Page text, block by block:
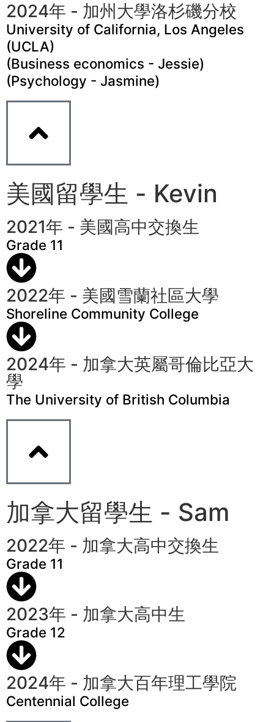
2024年 - 加州大學洛杉磯分校
University of California, Los Angeles
(UCLA)
(Business economics - Jessie)
(Psychology - Jasmine)
美國留學生 - Kevin
2021年 - 美國高中交換生
Grade 11
2022年 - 美國雪蘭社區大學
Shoreline Community College
2024年 - 加拿大英屬哥倫比亞大
學
The University of British Columbia
加拿大留學生 - Sam
2022年 - 加拿大高中交換生
Grade 11
2023年 - 加拿大高中生
Grade 12
2024年 - 加拿大百年理工學院
Centennial College